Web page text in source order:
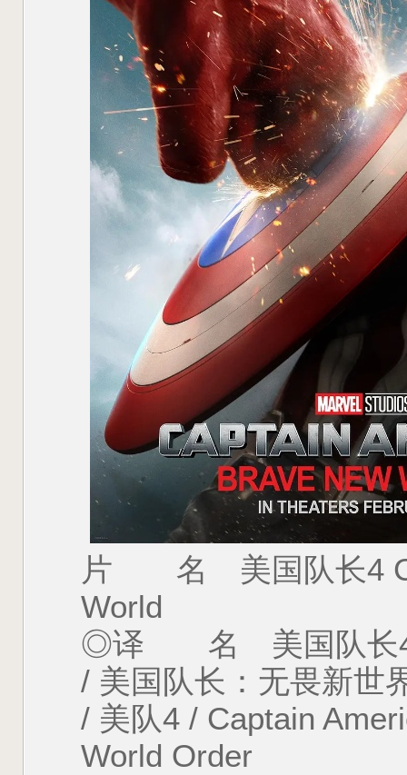
片 名 美国队长4
World
◎译 名 美国队长4 /
/ 美国队长：无畏新世
/ 美队4 / Captain
World Order